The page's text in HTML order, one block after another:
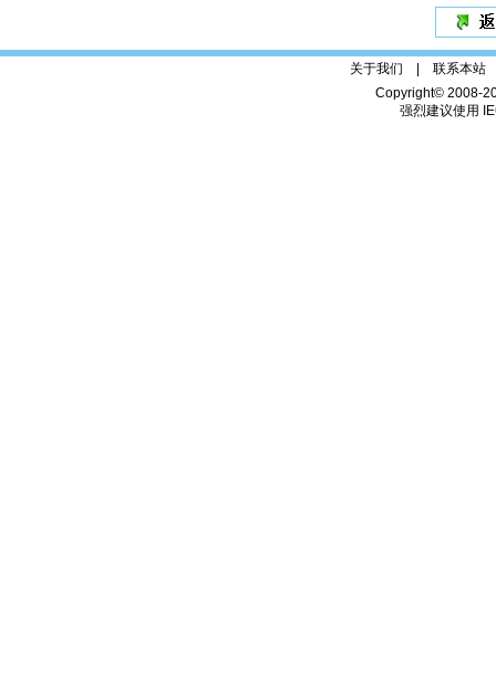
关于我们 | 联系本站
Copyright© 2008-
强烈建议使用